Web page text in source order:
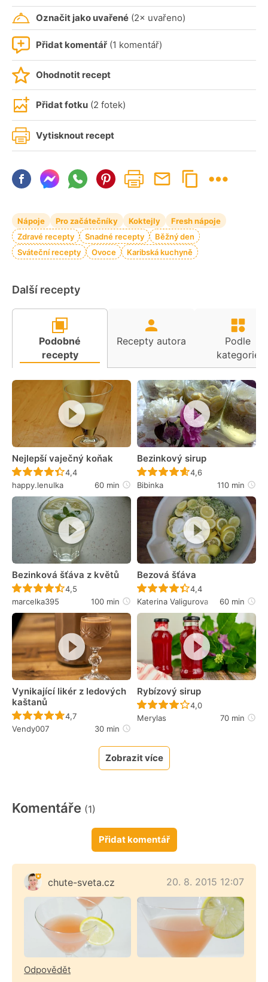
Označit jako uvařené (2× uvařeno)
Přidat komentář (1 komentář)
Ohodnotit recept
Přidat fotku (2 fotek)
Vytisknout recept
Nápoje Pro začátečníky Koktejly
Fresh nápoje
Zdravé recepty
Snadné recepty
Běžný den
Sváteční recepty
Ovoce Karibská kuchyně
Další recepty
Podobné
recepty
Recepty autora
Podle
kategorie
Nejlepší vaječný koňak
Recept ještě nebyl hodnocen
4,4
happy.lenulka
60 min
Bezinkový sirup
Recept ještě nebyl
4,6
Bibinka
110 min
Bezinková šťáva z květů
Recept ještě nebyl hodnocen
4,5
marcelka395
100 min
Bezová šťáva
Recept ještě nebyl
4,4
Katerina Valigurova
60 min
Vynikající likér z ledových
kaštanů
Recept ještě nebyl hodnocen
4,7
Vendy007
30 min
Rybízový sirup
Recept ještě nebyl
4,0
Merylas
70 min
Zobrazit více
Komentáře (1)
Přidat komentář
chute-sveta.cz 20. 8. 2015 12:07
Odpovědět